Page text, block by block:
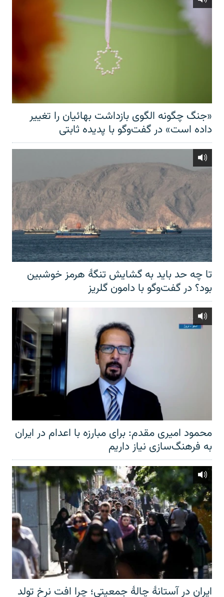
«جنگ چگونه الگوی بازداشت بهائیان را تغییر
داده است» در گفت‌وگو با پدیده ثابتی
تا چه حد باید به گشایش تنگهٔ هرمز خوشبین
بود؟ در گفت‌وگو با دامون گلریز
محمود امیری مقدم: برای مبارزه با اعدام در ایران
به فرهنگ‌سازی نیاز داریم
ایران در آستانهٔ چالهٔ جمعیتی؛ چرا افت نرخ تولد